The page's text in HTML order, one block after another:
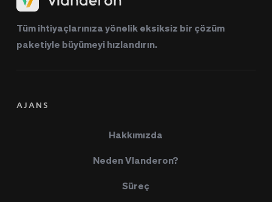
Tüm ihtiyaçlarınıza yönelik eksiksiz bir çözüm
paketiyle büyümeyi hızlandırın.
AJANS
Hakkımızda
Neden Vlanderon?
Süreç